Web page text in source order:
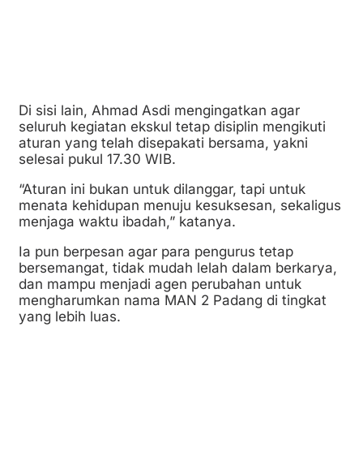
Di sisi lain, Ahmad Asdi mengingatkan agar
seluruh kegiatan ekskul tetap disiplin mengikuti
aturan yang telah disepakati bersama, yakni
selesai pukul 17.30 WIB.
“Aturan ini bukan untuk dilanggar, tapi untuk
menata kehidupan menuju kesuksesan, sekaligus
menjaga waktu ibadah,” katanya.
Ia pun berpesan agar para pengurus tetap
bersemangat, tidak mudah lelah dalam berkarya,
dan mampu menjadi agen perubahan untuk
mengharumkan nama MAN 2 Padang di tingkat
yang lebih luas.